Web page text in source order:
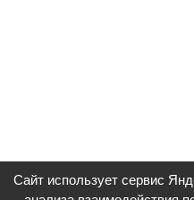
Сайт использует сервис